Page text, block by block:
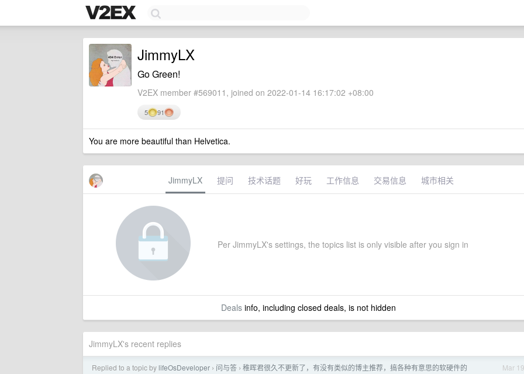
JimmyLX
Go Green!
V2EX member #569011, joined on 2022-01-14 16:17:02 +08:00
5 91
You are more beautiful than Helvetica.
JimmyLX 提问 技术话题 好玩 工作信息 交易信息 城市相关
Per JimmyLX's settings, the topics list is only visible after you sign in
Dealsinfo, including closed deals, is not hidden
JimmyLX's recent replies
Mar 19
Replied to a topic by lifeOsDeveloper › 问与答 › 稚晖君很久不更新了，有没有类似的博主推荐，搞各种有意思的软硬件的